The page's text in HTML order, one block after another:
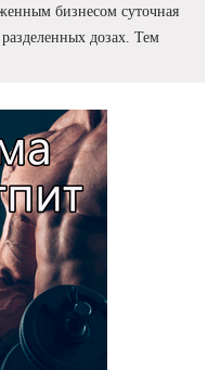
бизнесом суточная
дозах. Тем